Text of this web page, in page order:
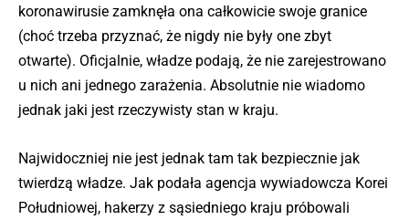
koronawirusie zamknęła ona całkowicie swoje granice
(choć trzeba przyznać, że nigdy nie były one zbyt
otwarte). Oficjalnie, władze podają, że nie zarejestrowano
u nich ani jednego zarażenia. Absolutnie nie wiadomo
jednak jaki jest rzeczywisty stan w kraju.
Najwidoczniej nie jest jednak tam tak bezpiecznie jak
twierdzą władze. Jak podała agencja wywiadowcza Korei
Południowej, hakerzy z sąsiedniego kraju próbowali